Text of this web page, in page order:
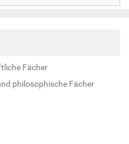
Fächer
philosophische Fächer